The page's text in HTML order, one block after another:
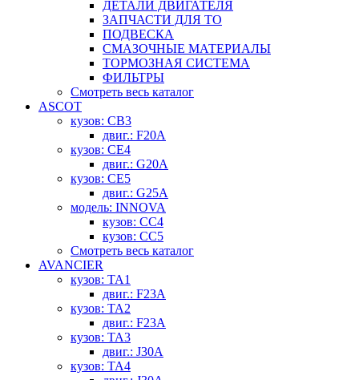
ДЕТАЛИ ДВИГАТЕЛЯ
ЗАПЧАСТИ ДЛЯ ТО
ПОДВЕСКА
СМАЗОЧНЫЕ МАТЕРИАЛЫ
ТОРМОЗНАЯ СИСТЕМА
ФИЛЬТРЫ
Смотреть весь каталог
ASCOT
кузов: CB3
двиг.: F20A
кузов: CE4
двиг.: G20A
кузов: CE5
двиг.: G25A
модель: INNOVA
кузов: CC4
кузов: CC5
Смотреть весь каталог
AVANCIER
кузов: TA1
двиг.: F23A
кузов: TA2
двиг.: F23A
кузов: TA3
двиг.: J30A
кузов: TA4